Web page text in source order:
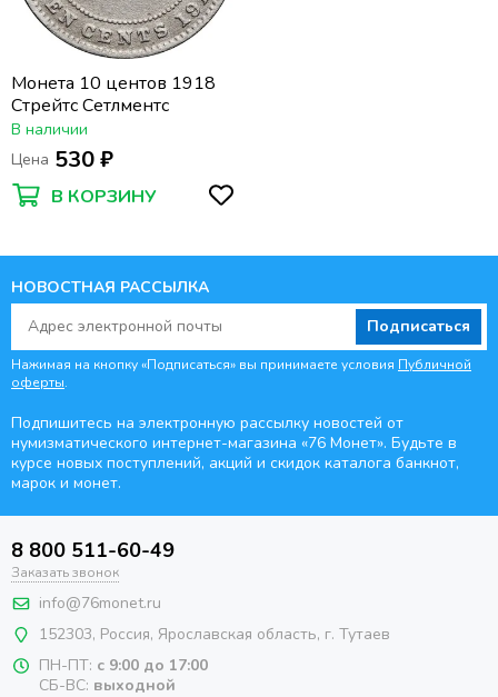
Монета 10 центов 1918
Стрейтс Сетлментс
В наличии
Цена 530 ₽
В КОРЗИНУ
НОВОСТНАЯ РАССЫЛКА
Подписаться
Нажимая на кнопку «Подписаться» вы принимаете условия Публичной
оферты.
Подпишитесь на электронную рассылку новостей от
нумизматического интернет-магазина «76 Монет». Будьте в
курсе новых поступлений, акций и скидок каталога банкнот,
марок и монет.
8 800 511-60-49
Заказать звонок
info@76monet.ru
152303, Россия, Ярославская область, г. Тутаев
ПН-ПТ: с 9:00 до 17:00
СБ-ВС: выходной